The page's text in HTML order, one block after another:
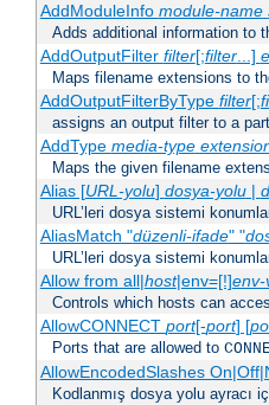
AddModuleInfo module-name
Adds additional information to
AddOutputFilter filter[;filter...]
Maps filename extensions to
AddOutputFilterByType filter[;
assigns an output filter to a
AddType media-type
Maps the given filename
Alias [URL-yolu] dosya-yolu|
URL’leri dosya sistemi
AliasMatch "düzenli-ifade" "
URL’leri dosya sistemi
Allow from all|host|env=[!]env-
Controls which hosts can
AllowCONNECT port[-port] [
Ports that are allowed to
AllowEncodedSlashes
Kodlanmış dosya yolu ayracı